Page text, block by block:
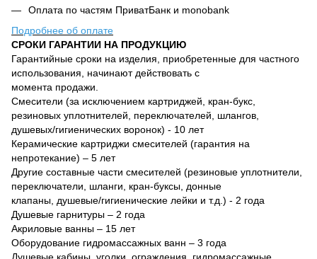
Оплата по частям ПриватБанк и monobank
Подробнее об оплате
СРОКИ ГАРАНТИИ НА ПРОДУКЦИЮ
Гарантийные сроки на изделия, приобретенные для частного
использования, начинают действовать с
момента продажи.
Смесители (за исключением картриджей, кран-букс,
резиновых уплотнителей, переключателей, шлангов,
душевых/гигиенических воронок) - 10 лет
Керамические картриджи смесителей (гарантия на
непротекание) – 5 лет
Другие составные части смесителей (резиновые уплотнители,
переключатели, шланги, кран-буксы, донные
клапаны, душевые/гигиенические лейки и т.д.) - 2 года
Душевые гарнитуры – 2 года
Акриловые ванны – 15 лет
Оборудование гидромассажных ванн – 3 года
Душевые кабины, уголки, ограждения, гидромассажные